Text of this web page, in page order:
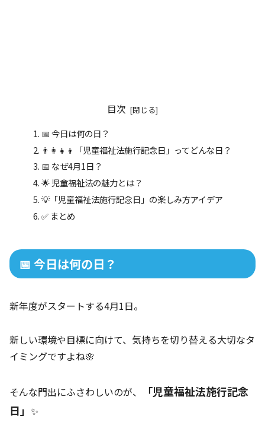
目次
📅 今日は何の日？
👨‍👩‍👧‍👦「児童福祉法施行記念日」ってどんな日？
📅 なぜ4月1日？
🌟 児童福祉法の魅力とは？
💡「児童福祉法施行記念日」の楽しみ方アイデア
✅ まとめ
📅 今日は何の日？
新年度がスタートする4月1日。
新しい環境や目標に向けて、気持ちを切り替える大切なタ
イミングですよね🌸
そんな門出にふさわしいのが、
「児童福祉法施行記念
日」 ✨